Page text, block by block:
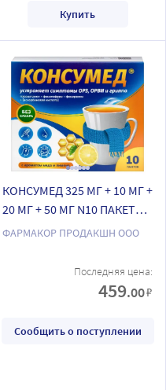
Купить
КОНСУМЕД 325 МГ + 10 МГ +
20 МГ + 50 МГ N10 ПАКЕТ
ПОР Д/Р-РА Д/ПРИЕМА
МЕДА И ЛИМОНА
ФАРМАКОР ПРОДАКШН ООО
Последняя цена:
459.00₽
Сообщить о поступлении